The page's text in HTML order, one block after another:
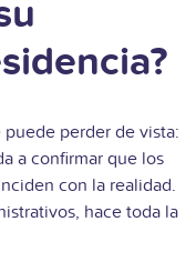
puede perder de vista:
a confirmar que los
con la realidad.
hace toda la